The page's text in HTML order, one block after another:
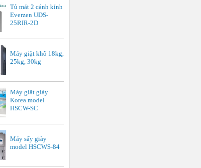
Tủ mát 2 cánh kính
Everzen UDS-
25RIR-2D
Máy giặt khô 18kg,
25kg, 30kg
Máy giặt giày
Korea model
HSCW-SC
Máy sấy giày
model HSCWS-84